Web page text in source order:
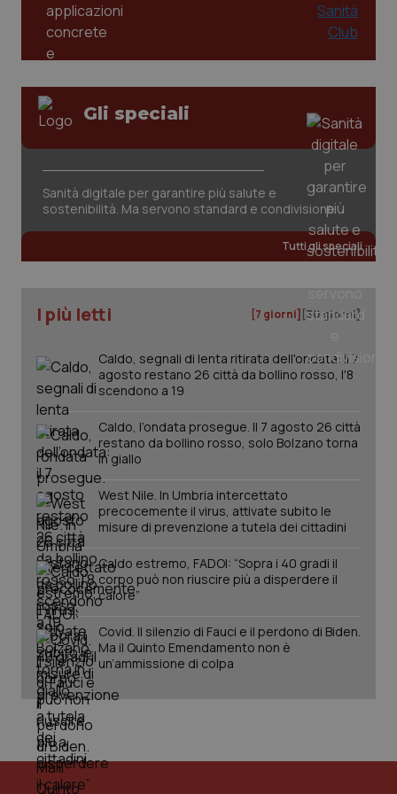
Gli speciali
Sanità digitale per garantire più salute e
sostenibilità. Ma servono standard e condivisione
Tutti gli speciali
I più letti [7 giorni] [30 giorni]
Caldo, segnali di lenta ritirata dell'ondata: il 7
agosto restano 26 città da bollino rosso, l'8
scendono a 19
Caldo, l’ondata prosegue. Il 7 agosto 26 città
restano da bollino rosso, solo Bolzano torna
in giallo
West Nile. In Umbria intercettato
precocemente il virus, attivate subito le
misure di prevenzione a tutela dei cittadini
Caldo estremo, FADOI: “Sopra i 40 gradi il
corpo può non riuscire più a disperdere il
calore”
Covid. Il silenzio di Fauci e il perdono di Biden.
Ma il Quinto Emendamento non è
un’ammissione di colpa
www.quotidianosanita.it
5
tracking-sites-ironfish-
tracking-enable
www.quotidianosanita.it
tracking-sites-ironfish-
session-id
_ga
Google LLC
.quotidianosanita.it